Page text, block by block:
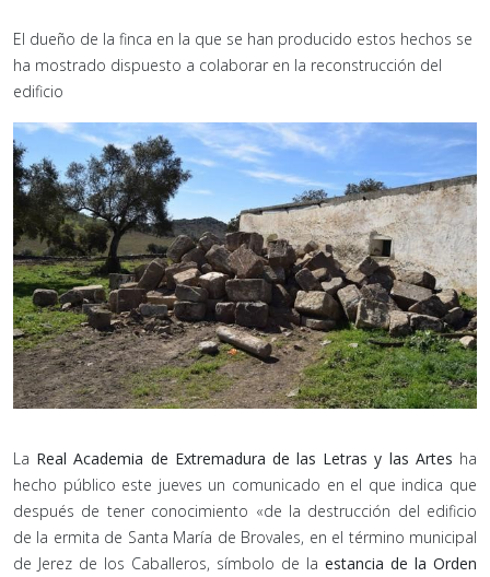
El dueño de la finca en la que se han producido estos hechos se
ha mostrado dispuesto a colaborar en la reconstrucción del
edificio
La Real Academia de Extremadura de las Letras y las Artes ha
hecho público este jueves un comunicado en el que indica que
después de tener conocimiento «de la destrucción del edificio
de la ermita de Santa María de Brovales, en el término municipal
de Jerez de los Caballeros, símbolo de la estancia de la Orden